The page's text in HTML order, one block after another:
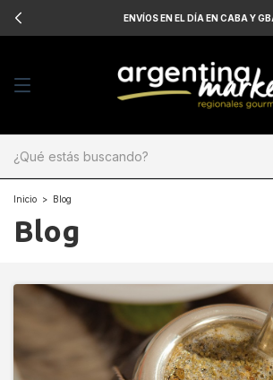
ENVÍOS EN EL DÍA EN CABA Y
Inicio > Blog
Blog